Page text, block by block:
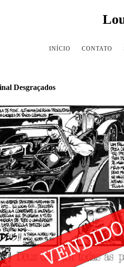
INÍCIO CONTATO
Desgraçados